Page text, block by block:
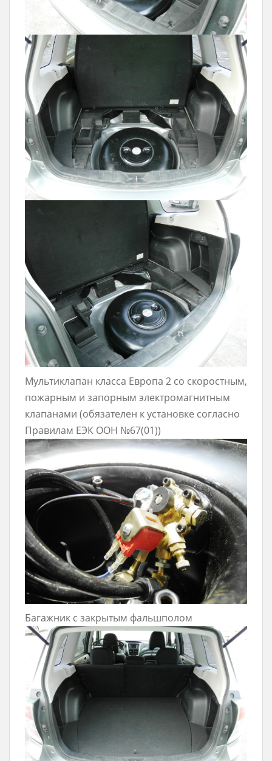
Мультиклапан класса Европа 2 со скоростным,
пожарным и запорным электромагнитным
клапанами (обязателен к установке согласно
Правилам ЕЭК ООН №67(01))
Багажник с закрытым фальшполом